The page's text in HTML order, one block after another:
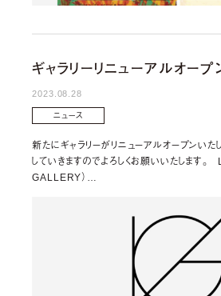
ギャラリーリニューアルオープ
2023.08.28
ニュース
新たにギャラリーがリニューアルオープンい
していきますのでよろしくお願いいたします
GALLERY）…